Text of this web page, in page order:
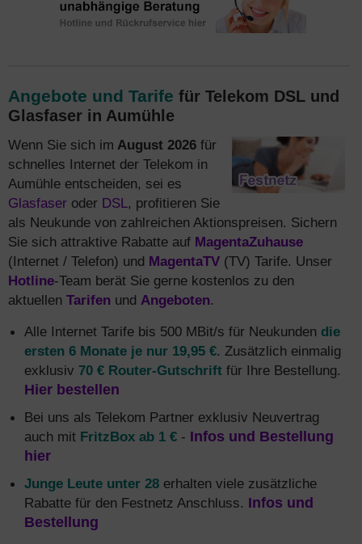
Angebote und Tarife für Telekom DSL und
Glasfaser in Aumühle
Wenn Sie sich im August 2026 für
schnelles Internet der Telekom in
Aumühle entscheiden, sei es
Glasfaser oder DSL, profitieren Sie
als Neukunde von zahlreichen Aktionspreisen. Sichern
Sie sich attraktive Rabatte auf MagentaZuhause
(Internet / Telefon) und MagentaTV (TV) Tarife. Unser
Hotline-Team berät Sie gerne kostenlos zu den
aktuellen Tarifen und Angeboten.
Alle Internet Tarife bis 500 MBit/s für Neukunden die
ersten 6 Monate je nur 19,95 €. Zusätzlich einmalig
exklusiv 70 € Router-Gutschrift für Ihre Bestellung.
Hier bestellen
Bei uns als Telekom Partner exklusiv Neuvertrag
auch mit FritzBox ab 1 € - Infos und Bestellung
hier
Junge Leute unter 28 erhalten viele zusätzliche
Rabatte für den Festnetz Anschluss. Infos und
Bestellung